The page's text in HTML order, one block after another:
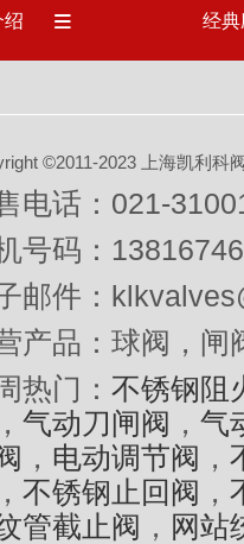
绍 经
©2011-2023 上海凯利科
电话：021-
号码：
邮件：
产品：球阀，闸
热门： 不锈钢阻
， 气动刀闸阀 ， 气
， 电动调节阀 ，
， 不锈钢止回阀 ，
管截止阀 ， 网站